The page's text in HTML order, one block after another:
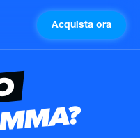
Acquista ora